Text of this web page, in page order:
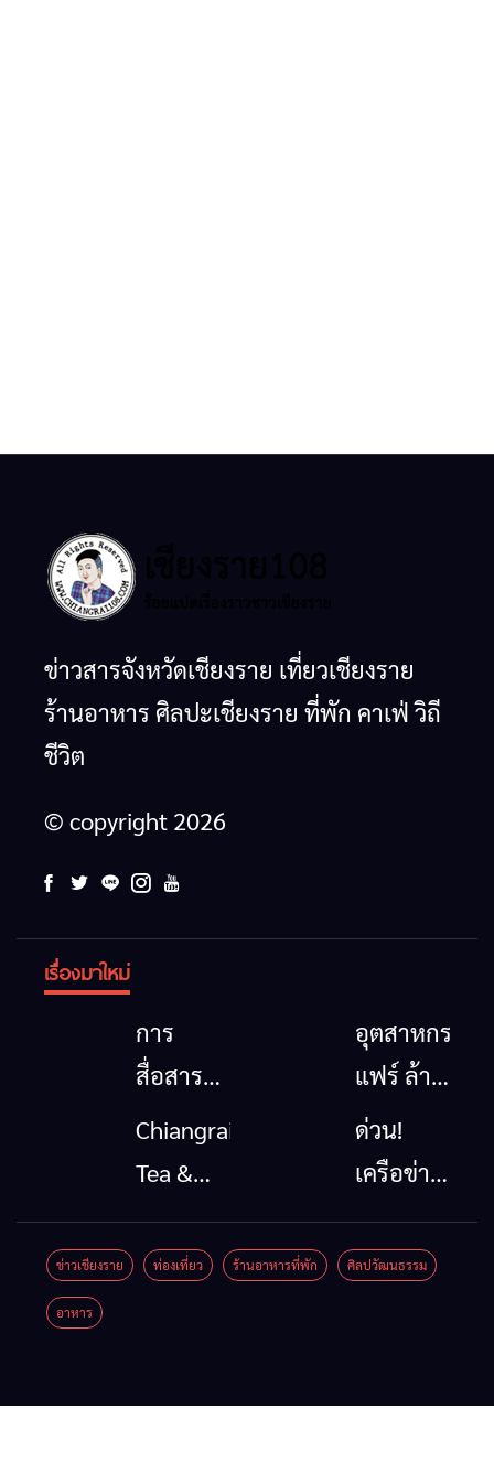
ข่าวสารจังหวัดเชียงราย เที่ยวเชียงราย
ร้านอาหาร ศิลปะเชียงราย ที่พัก คาเฟ่ วิถี
ชีวิต
© copyright 2026
เรื่องมาใหม่
การ
สื่อสาร
โทรคมนาคม
กรณีภัย
เชียงราย
เมื่อ
อุตสาหกรรม
แฟร์ ล้าน
นาตะวัน
ออก
รวมของดี
สินค้าเด่น
Chiangrai
Tea &
Coffee
Festival
ด่วน!
เครือข่าย
ลุ่มน้ำกก
ยื่น 5 ข้อ
ข่าวเชียงราย ท่องเที่ยว ร้านอาหารที่พัก ศิลปวัฒนธรรม
อาหาร